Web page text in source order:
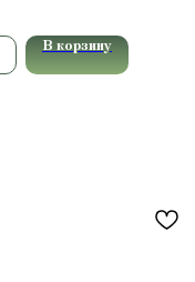
В корзину